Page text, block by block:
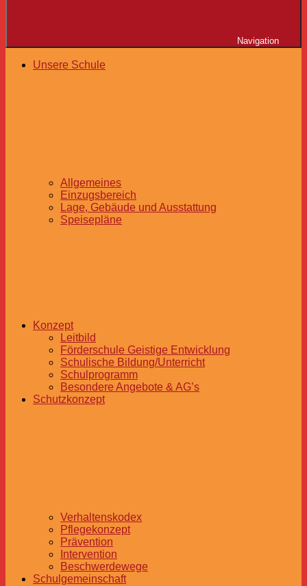
Navigation
Unsere Schule
Allgemeines
Einzugsbereich
Lage, Gebäude und Ausstattung
Speisepläne
Konzept
Leitbild
Förderschule Geistige Entwicklung
Schulische Bildung/Unterricht
Schulprogramm
Besondere Angebote & AG’s
Schutzkonzept
Verhaltenskodex
Pflegekonzept
Prävention
Intervention
Beschwerdewege
Schulgemeinschaft